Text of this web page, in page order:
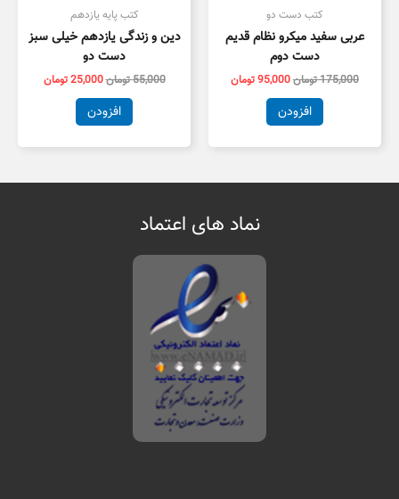
کتب دست دو
عربی سفید میکرو نظام قدیم
دست دوم
175,000تومان95,000تومان
افزودن
کتب پایه یازدهم
دین و زندگی یازدهم خیلی سبز
دست دو
55,000تومان25,000تومان
افزودن
نماد های اعتماد